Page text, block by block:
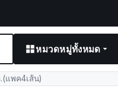
หมวดหมู่ทั้งหมด
แพค4เส้น)